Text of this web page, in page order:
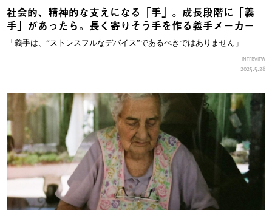
社会的、精神的な支えになる「手」。成長段階に「義
手」があったら。長く寄りそう手を作る義手メーカー
「義手は、“ストレスフルなデバイス”であるべきではありません」
INTERVIEW
2025.5.28